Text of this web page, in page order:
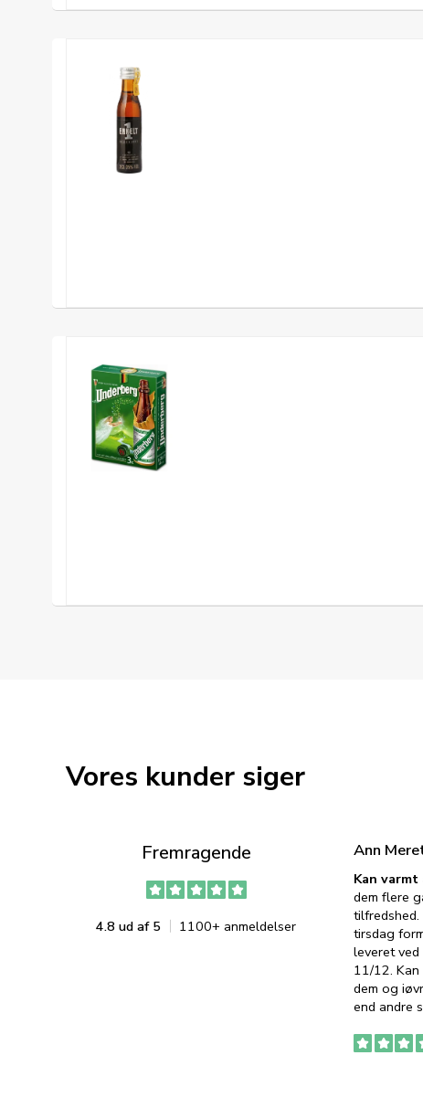
Vores kunder siger
Fremragende
4.8 ud af 5 1100+ anmeldelser
Ann
Kan
dem flere
tirsdag
leveret
11/12.
dem og
end andre